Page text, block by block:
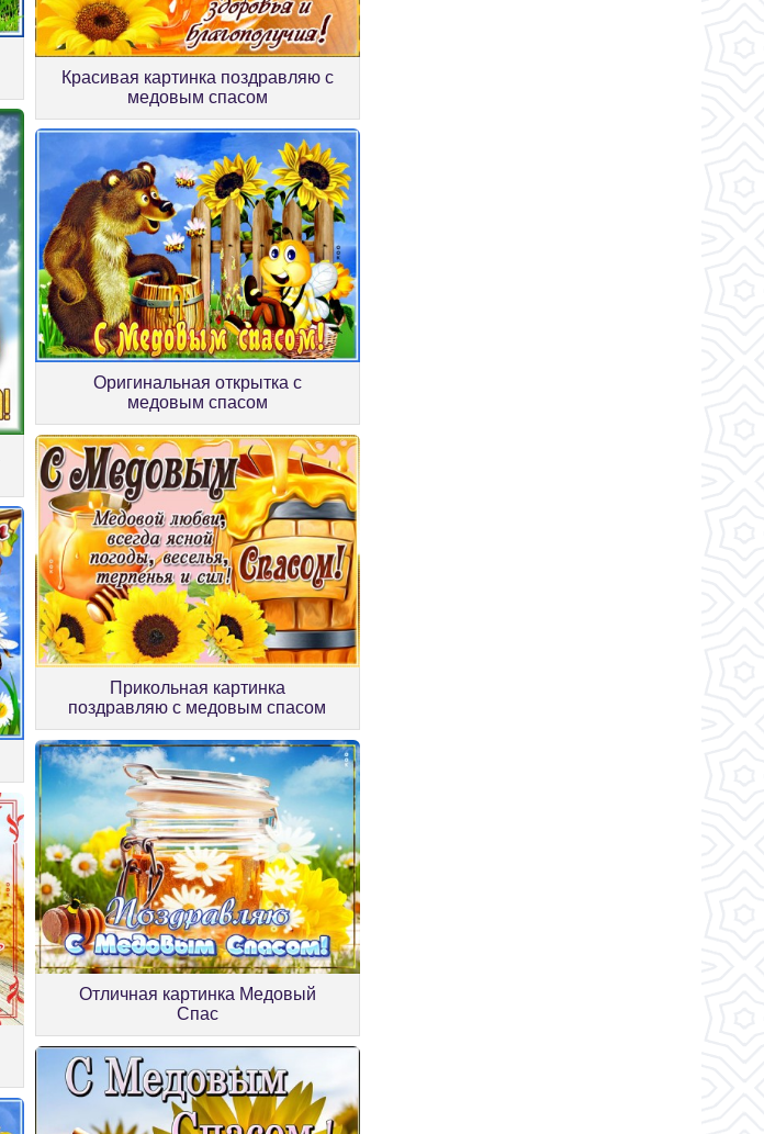
Красивая картинка поздравляю с
медовым спасом
Оригинальная открытка с
медовым спасом
Прикольная картинка
поздравляю с медовым спасом
Отличная картинка Медовый
Спас